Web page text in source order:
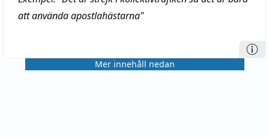
att använda apostlahästarna"
Mer innehåll nedan